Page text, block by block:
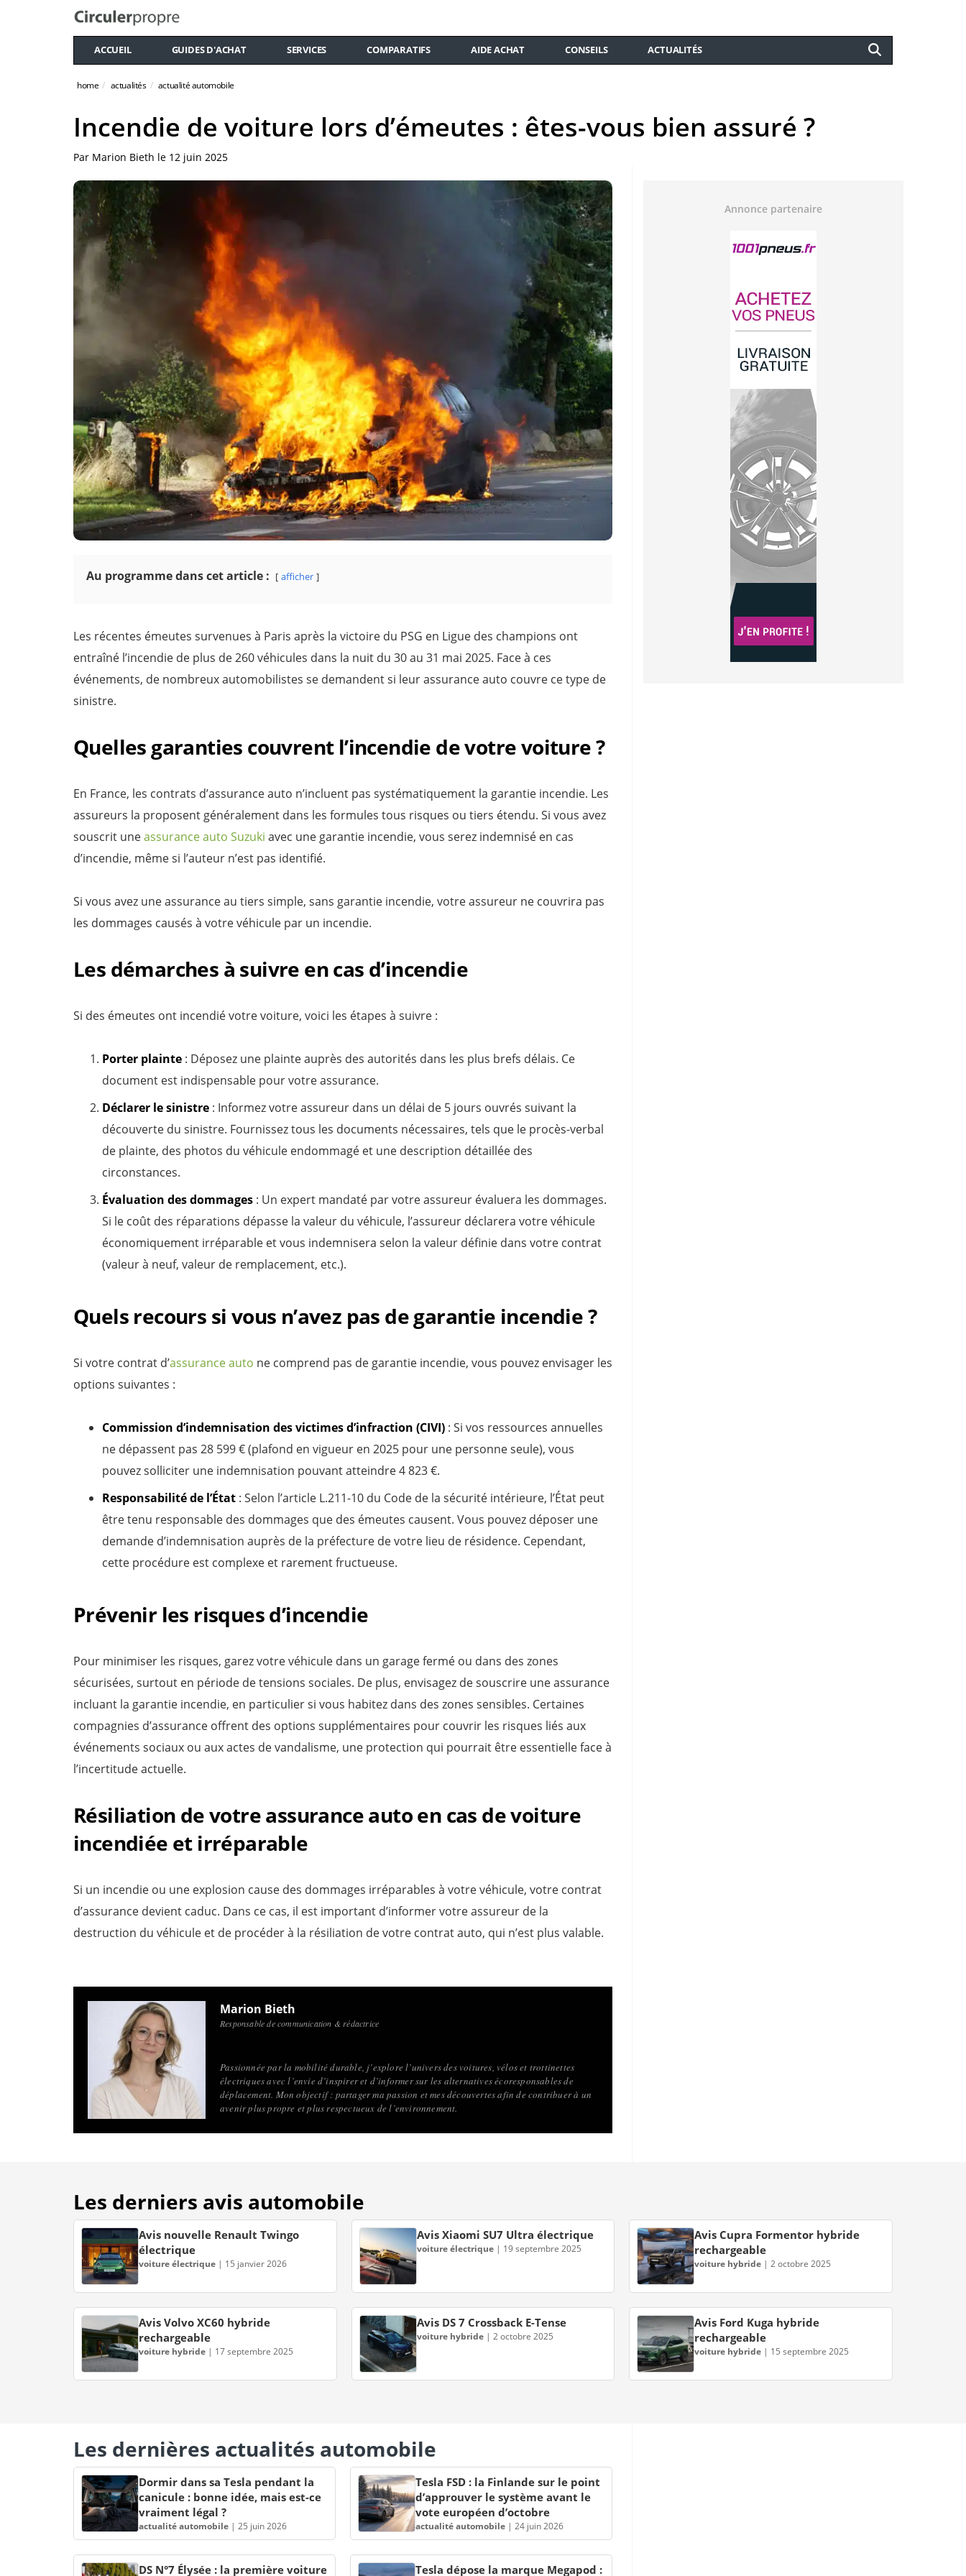
ACCUEIL GUIDES D'ACHAT SERVICES COMPARATIFS AIDE ACHAT CONSEILS ACTUALITÉS
home actualités actualité automobile
Incendie de voiture lors d’émeutes : êtes-vous bien assuré ?
Par Marion Bieth le 12 juin 2025
Au programme dans cet article : afficher
Les récentes émeutes survenues à Paris après la victoire du PSG en Ligue des champions ont
entraîné l’incendie de plus de 260 véhicules dans la nuit du 30 au 31 mai 2025. Face à ces
événements, de nombreux automobilistes se demandent si leur assurance auto couvre ce type de
sinistre.
Quelles garanties couvrent l’incendie de votre voiture ?
En France, les contrats d’assurance auto n’incluent pas systématiquement la garantie incendie. Les
assureurs la proposent généralement dans les formules tous risques ou tiers étendu. Si vous avez
souscrit uneassurance auto Suzuki avec une garantie incendie, vous serez indemnisé en cas
d’incendie, même si l’auteur n’est pas identifié.
Si vous avez une assurance au tiers simple, sans garantie incendie, votre assureur ne couvrira pas
les dommages causés à votre véhicule par un incendie.
Les démarches à suivre en cas d’incendie
Si des émeutes ont incendié votre voiture, voici les étapes à suivre :
Porter plainte : Déposez une plainte auprès des autorités dans les plus brefs délais. Ce
document est indispensable pour votre assurance.
Déclarer le sinistre : Informez votre assureur dans un délai de 5 jours ouvrés suivant la
découverte du sinistre. Fournissez tous les documents nécessaires, tels que le procès-verbal
de plainte, des photos du véhicule endommagé et une description détaillée des
circonstances.
Évaluation des dommages : Un expert mandaté par votre assureur évaluera les dommages.
Si le coût des réparations dépasse la valeur du véhicule, l’assureur déclarera votre véhicule
économiquement irréparable et vous indemnisera selon la valeur définie dans votre contrat
(valeur à neuf, valeur de remplacement, etc.).
Quels recours si vous n’avez pas de garantie incendie ?
Si votre contrat d’assurance auto ne comprend pas de garantie incendie, vous pouvez envisager les
options suivantes :
Commission d’indemnisation des victimes d’infraction (CIVI) : Si vos ressources annuelles
ne dépassent pas 28 599 € (plafond en vigueur en 2025 pour une personne seule), vous
pouvez solliciter une indemnisation pouvant atteindre 4 823 €.
Responsabilité de l’État : Selon l’article L.211-10 du Code de la sécurité intérieure, l’État peut
être tenu responsable des dommages que des émeutes causent. Vous pouvez déposer une
demande d’indemnisation auprès de la préfecture de votre lieu de résidence. Cependant,
cette procédure est complexe et rarement fructueuse.
Prévenir les risques d’incendie
Pour minimiser les risques, garez votre véhicule dans un garage fermé ou dans des zones
sécurisées, surtout en période de tensions sociales. De plus, envisagez de souscrire une assurance
incluant la garantie incendie, en particulier si vous habitez dans des zones sensibles. Certaines
compagnies d’assurance offrent des options supplémentaires pour couvrir les risques liés aux
événements sociaux ou aux actes de vandalisme, une protection qui pourrait être essentielle face à
l’incertitude actuelle.
Résiliation de votre assurance auto en cas de voiture
incendiée et irréparable
Si un incendie ou une explosion cause des dommages irréparables à votre véhicule, votre contrat
d’assurance devient caduc. Dans ce cas, il est important d’informer votre assureur de la
destruction du véhicule et de procéder à la résiliation de votre contrat auto, qui n’est plus valable.
Marion Bieth
Responsable de communication & rédactrice
Passionnée par la mobilité durable, j’explore l’univers des voitures, vélos et trottinettes
électriques avec l’envie d’inspirer et d’informer sur les alternatives écoresponsables de
déplacement. Mon objectif : partager ma passion et mes découvertes afin de contribuer à un
avenir plus propre et plus respectueux de l’environnement.
Annonce partenaire
Les derniers avis automobile
Avis nouvelle Renault Twingo
électrique
voiture électrique | 15 janvier 2026
Avis Xiaomi SU7 Ultra électrique
voiture électrique| 19 septembre 2025
Avis Cupra Formentor hybride
rechargeable
voiture hybride |2 octobre 2025
Avis Volvo XC60 hybride
rechargeable
voiture hybride | 17 septembre 2025
Avis DS 7 Crossback E-Tense
voiture hybride| 2 octobre 2025
Avis Ford Kuga hybride
rechargeable
voiture hybride | 15 septembre 2025
Les dernières actualités automobile
Dormir dans sa Tesla pendant la
canicule : bonne idée, mais est-ce
vraiment légal ?
actualité automobile | 25 juin 2026
Tesla FSD : la Finlande sur le point
d’approuver le système avant le
vote européen d’octobre
actualité automobile | 24 juin 2026
DS N°7 Élysée : la première voiture Tesla dépose la marque Megapod :